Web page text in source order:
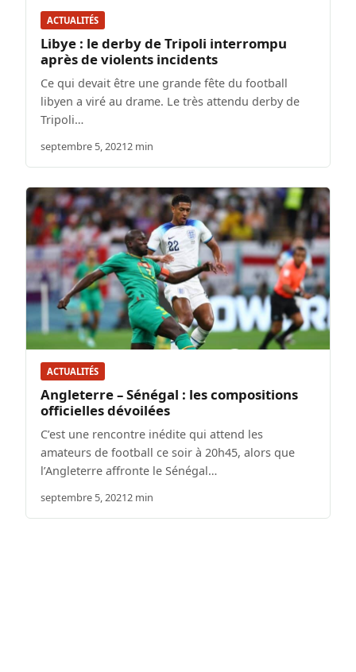
ACTUALITÉS
Libye : le derby de Tripoli interrompu
après de violents incidents
Ce qui devait être une grande fête du football
libyen a viré au drame. Le très attendu derby de
Tripoli…
septembre 5, 20212 min
ACTUALITÉS
Angleterre – Sénégal : les compositions
officielles dévoilées
C’est une rencontre inédite qui attend les
amateurs de football ce soir à 20h45, alors que
l’Angleterre affronte le Sénégal…
septembre 5, 20212 min